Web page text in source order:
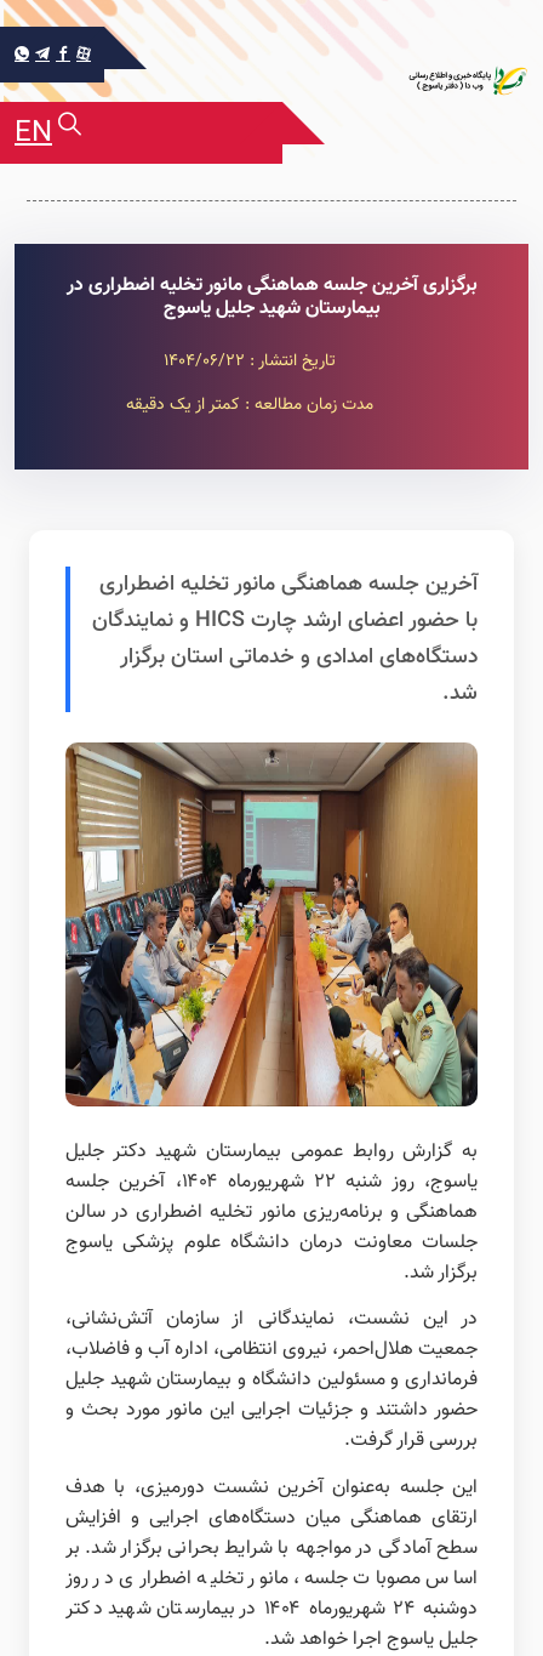
EN
برگزاری آخرین جلسه هماهنگی مانور تخلیه اضطراری در
بیمارستان شهید جلیل یاسوج
تاریخ انتشار : 1404/06/22
مدت زمان مطالعه : کمتر از یک دقیقه
آخرین جلسه هماهنگی مانور تخلیه اضطراری
با حضور اعضای ارشد چارت HICS و نمایندگان
دستگاه‌های امدادی و خدماتی استان برگزار
شد.
به گزارش روابط عمومی بیمارستان شهید دکتر جلیل
یاسوج، روز شنبه ۲۲ شهریورماه ۱۴۰۴، آخرین جلسه
هماهنگی و برنامه‌ریزی مانور تخلیه اضطراری در سالن
جلسات معاونت درمان دانشگاه علوم پزشکی یاسوج
برگزار شد.
در این نشست، نمایندگانی از سازمان آتش‌نشانی،
جمعیت هلال‌احمر، نیروی انتظامی، اداره آب و فاضلاب،
فرمانداری و مسئولین دانشگاه و بیمارستان شهید جلیل
حضور داشتند و جزئیات اجرایی این مانور مورد بحث و
بررسی قرار گرفت.
این جلسه به‌عنوان آخرین نشست دورمیزی، با هدف
ارتقای هماهنگی میان دستگاه‌های اجرایی و افزایش
سطح آمادگی در مواجهه با شرایط بحرانی برگزار شد. بر
اساس مصوبات جلسه، مانور تخلیه اضطراری در روز
دوشنبه ۲۴ شهریورماه ۱۴۰۴ در بیمارستان شهید دکتر
جلیل یاسوج اجرا خواهد شد.